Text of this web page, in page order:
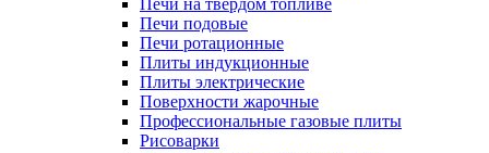
Печи на твердом топливе
Печи подовые
Печи ротационные
Плиты индукционные
Плиты электрические
Поверхности жарочные
Профессиональные газовые плиты
Рисоварки